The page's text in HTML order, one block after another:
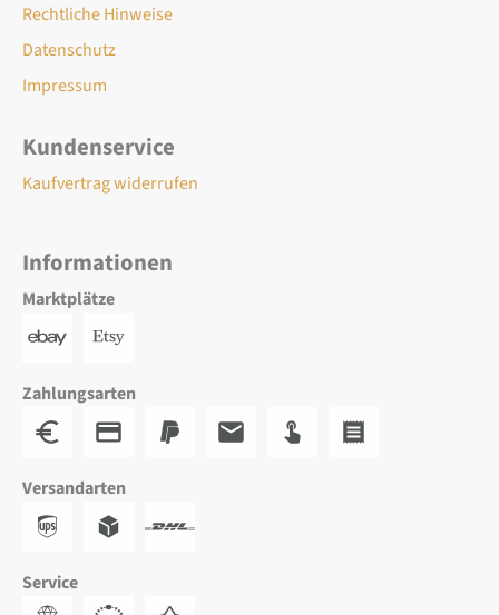
Rechtliche Hinweise
Datenschutz
Impressum
Kundenservice
Kaufvertrag widerrufen
Informationen
Marktplätze
Zahlungsarten
Versandarten
Service